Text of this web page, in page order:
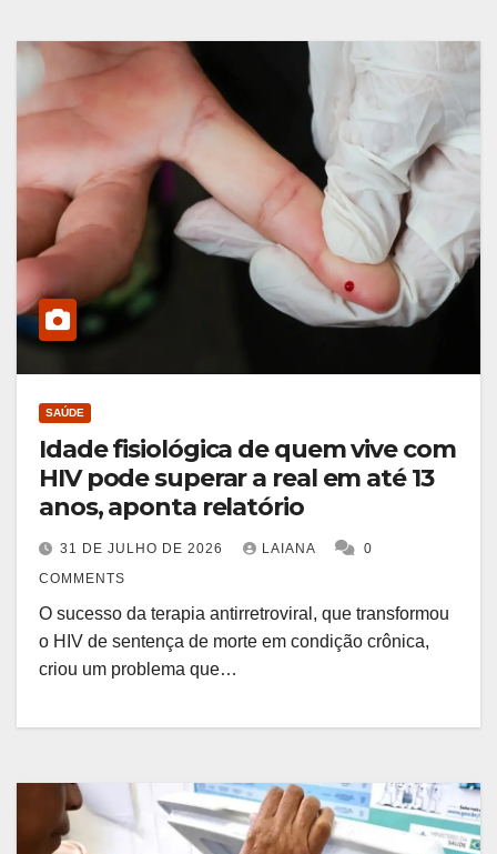
SAÚDE
Idade fisiológica de quem vive com
HIV pode superar a real em até 13
anos, aponta relatório
31 DE JULHO DE 2026 LAIANA
0
COMMENTS
O sucesso da terapia antirretroviral, que transformou
o HIV de sentença de morte em condição crônica,
criou um problema que…